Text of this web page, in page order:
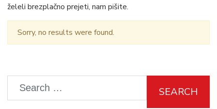
želeli brezplačno prejeti, nam pišite.
Sorry, no results were found.
SEARCH